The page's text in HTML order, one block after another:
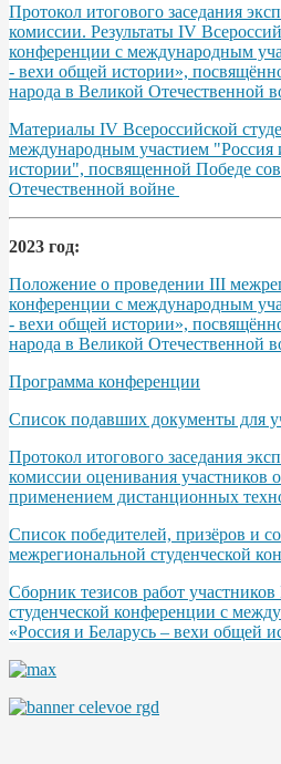
Протокол итогового заседания
комиссии. Результаты IV
конференции с международным
- вехи общей истории»,
народа в Великой Отечественной
Материалы IV Всероссийской
международным участием "Россия
истории", посвященной Победе
Отечественной войне
2023 год:
Положение о проведении III
конференции с международным
- вехи общей истории»,
народа в Великой Отечественной
Программа конференции
Список подавших документы для
Протокол итогового заседания
комиссии оценивания участников
применением дистанционных
Список победителей, призёров и
межрегиональной студенческой
Сборник тезисов работ
студенческой конференции с
«Россия и Беларусь – вехи общей